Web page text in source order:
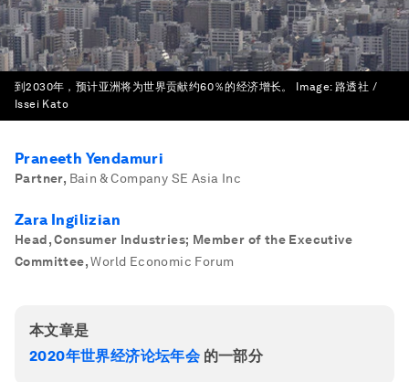
到2030年，预计亚洲将为世界贡献约60％的经济增长。 Image:路透社 /
Issei Kato
Praneeth Yendamuri
Partner, Bain & Company SE Asia Inc
Zara Ingilizian
Head, Consumer Industries; Member of the Executive
Committee, World Economic Forum
本文章是
2020年世界经济论坛年会的一部分